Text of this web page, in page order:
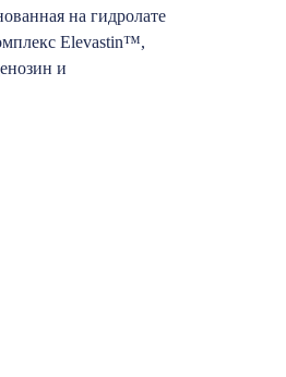
на гидролате
Elevastin™,
и